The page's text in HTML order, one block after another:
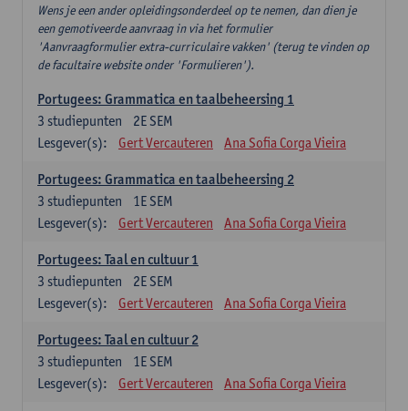
Wens je een ander opleidingsonderdeel op te nemen, dan dien je
een gemotiveerde aanvraag in via het formulier
'Aanvraagformulier extra-curriculaire vakken' (terug te vinden op
de facultaire website onder 'Formulieren').
Portugees: Grammatica en taalbeheersing 1
2E SEM
3 studiepunten
Lesgever(s):
Gert Vercauteren Ana Sofia Corga Vieira
Portugees: Grammatica en taalbeheersing 2
1E SEM
3 studiepunten
Lesgever(s):
Gert Vercauteren Ana Sofia Corga Vieira
Portugees: Taal en cultuur 1
2E SEM
3 studiepunten
Lesgever(s):
Gert Vercauteren Ana Sofia Corga Vieira
Portugees: Taal en cultuur 2
1E SEM
3 studiepunten
Lesgever(s):
Gert Vercauteren Ana Sofia Corga Vieira